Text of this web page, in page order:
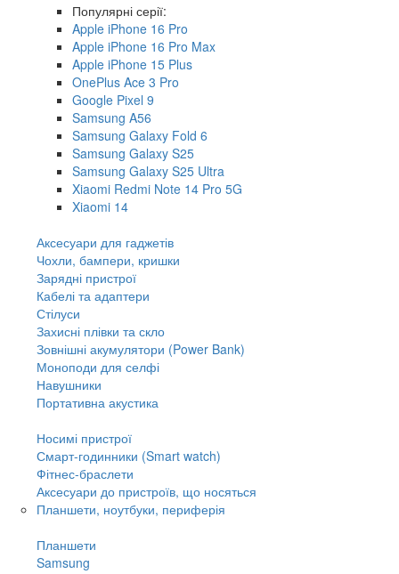
Популярні серії:
Apple iPhone 16 Pro
Apple iPhone 16 Pro Max
Apple iPhone 15 Plus
OnePlus Ace 3 Pro
Google Pixel 9
Samsung A56
Samsung Galaxy Fold 6
Samsung Galaxy S25
Samsung Galaxy S25 Ultra
Xiaomi Redmi Note 14 Pro 5G
Xiaomi 14
Аксесуари для гаджетів
Чохли, бампери, кришки
Зарядні пристрої
Кабелі та адаптери
Стілуси
Захисні плівки та скло
Зовнішні акумулятори (Power Bank)
Моноподи для селфі
Навушники
Портативна акустика
Носимі пристрої
Смарт-годинники (Smart watch)
Фітнес-браслети
Аксесуари до пристроїв, що носяться
Планшети, ноутбуки, периферія
Планшети
Samsung